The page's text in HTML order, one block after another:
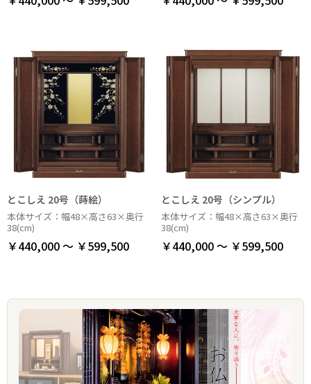
とこしえ 20号（蒔絵）
本体サイズ：幅48×高さ63×奥行
38(cm)
￥440,000 ～ ￥599,500
とこしえ 20号（シンプル）
本体サイズ：幅48×高さ63×奥行
38(cm)
￥440,000 ～ ￥599,500